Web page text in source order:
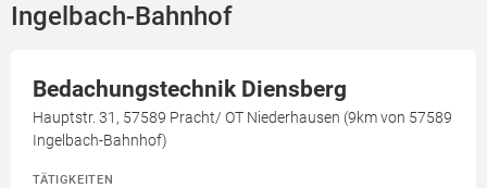
Ingelbach-Bahnhof
Bedachungstechnik Diensberg
Hauptstr. 31, 57589 Pracht/ OT Niederhausen (9km von 57589
Ingelbach-Bahnhof)
TÄTIGKEITEN